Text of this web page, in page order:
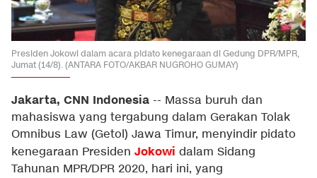
Presiden Jokowi dalam acara pidato kenegaraan di Gedung DPR/MPR,
Jumat (14/8). (ANTARA FOTO/AKBAR NUGROHO GUMAY)
Jakarta, CNN Indonesia -- Massa buruh dan
mahasiswa yang tergabung dalam Gerakan Tolak
Omnibus Law (Getol) Jawa Timur, menyindir pidato
kenegaraan Presiden Jokowi dalam Sidang
Tahunan MPR/DPR 2020, hari ini, yang